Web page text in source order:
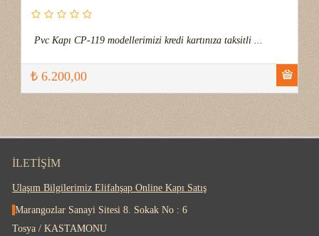
Pvc Kapı CP-119 modellerimizi kredi kartınıza taksitli ...
₺ 6.200,00
İLETIŞIM
Ulaşım Bilgilerimiz Elifahşap Online Kapı Satış
Marangozlar Sanayi Sitesi 8. Sokak No : 6
Tosya / KASTAMONU